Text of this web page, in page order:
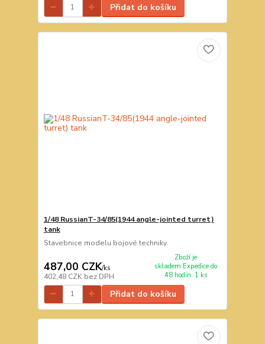
Přidat do košíku
1/48 RussianT-34/85(1944 angle-jointed turret)
tank
Stavebnice modelu bojové techniky.
487,00 CZK/ks
402,48 CZK bez DPH
Zboží je
skladem.Expedice do
48 hodin. 1 ks
Přidat do košíku